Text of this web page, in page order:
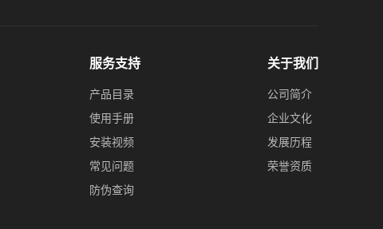
服务支持
产品目录
使用手册
安装视频
常见问题
防伪查询
关于我们
公司简介
企业文化
发展历程
荣誉资质